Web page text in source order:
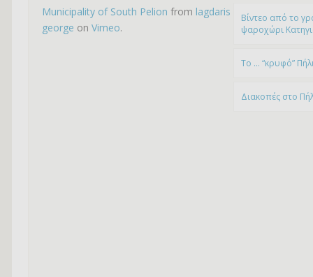
Municipality of South Pelion from lagdaris
george on Vimeo.
Βίντεο από το
ψαροχώρι
To … “κρυφό”
Διακοπές στο